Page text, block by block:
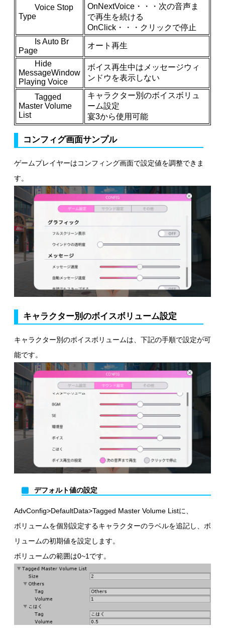
Voice Stop
Type
OnNextVoice・・・次の音声ま
で再生を続ける
OnClick・・・クリックで停止
Is Auto Br
Page
オート再生
Hide
MessageWindow
Playing Voice
ボイス再生中はメッセージウィ
ンドウを表示しない
Tagged
Master Volume
List
キャラクター別のボイスボリュ
ーム設定
宴3から使用可能
コンフィグ画面サンプル
ゲームプレイヤーはコンフィング画面で設定値を調整できま
す。
キャラクター別のボイスボリューム設定
キャラクター別のボイスボリュームは、下記の手順で設定が可
能です。
デフォルト値の設定
AdvConfig>DefaultData>Tagged Master Volume Listに、
ボリュームを個別設定するキャラクターのラベルを追記し、ボ
リュームの初期値を設定します。
ボリュームの範囲は0~1です。